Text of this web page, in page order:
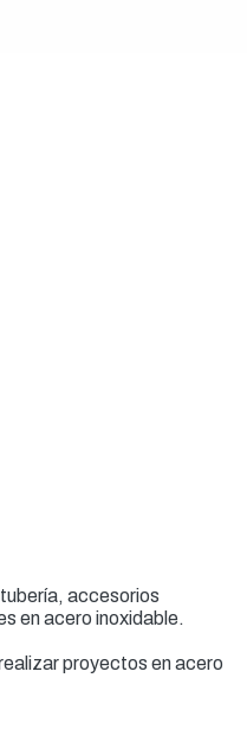
tubería, accesorios
en acero inoxidable.
proyectos en acero